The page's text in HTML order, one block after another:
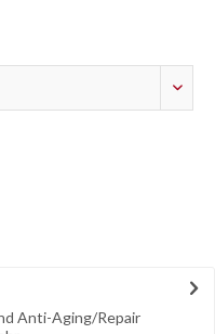
Anti-Aging/Repair